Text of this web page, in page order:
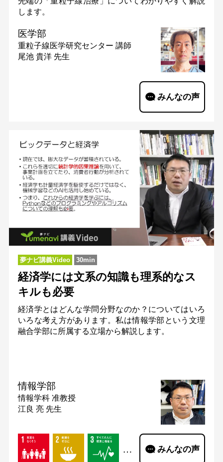
します。
医学部
重粒子線医学研究センター 講師
尾池 貴洋 先生
みんなの声
夢ナビ講義Video 30min
経済学には文系の知識も理系的なス
キルも必要
経済学とはどんな学問分野なのか？についてはいろ
いろな考え方があります。私は情報学部という文理
融合学部に所属する立場から解説します。
情報学部
情報学科 准教授
江良 亮 先生
… みんなの声